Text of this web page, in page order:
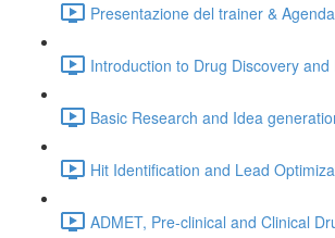
Presentazione del trainer &
Introduction to Drug Discovery
Basic Research and Idea
Hit Identification and Lead
ADMET, Pre-clinical and Clinical